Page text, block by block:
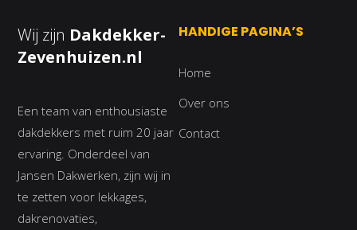
Wij zijn Dakdekker-
Zevenhuizen.nl
Een team van enthousiaste
dakdekkers met ruim 20 jaar
ervaring. Onderdeel van
Jansen Dakwerken, zijn wij in
te zetten voor lekkages,
dakrenovaties,
HANDIGE PAGINA’S
Home
Over ons
Contact